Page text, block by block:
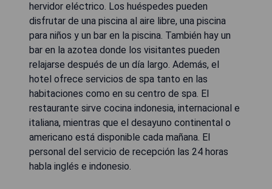
hervidor eléctrico. Los huéspedes pueden
disfrutar de una piscina al aire libre, una piscina
para niños y un bar en la piscina. También hay un
bar en la azotea donde los visitantes pueden
relajarse después de un día largo. Además, el
hotel ofrece servicios de spa tanto en las
habitaciones como en su centro de spa. El
restaurante sirve cocina indonesia, internacional e
italiana, mientras que el desayuno continental o
americano está disponible cada mañana. El
personal del servicio de recepción las 24 horas
habla inglés e indonesio.